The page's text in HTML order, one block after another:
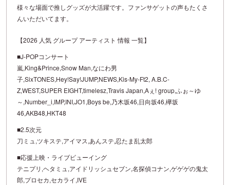
様々な場面で推しグッズが大活躍です。ファンサゲットの声もたくさ
んいただいてます。
【2026 人気 グループ アーティスト 情報 一覧】
■J-POPコンサート
嵐,King&Prince,Snow Man,なにわ男
子,SixTONES,Hey!Say!JUMP,NEWS,Kis-My-Ft2, A.B.C-
Z,WEST,SUPER EIGHT,timelesz,Travis Japan,Aぇ! group,ふぉ～ゆ
～,Number_i,IMP,INI,JO1,Boys be,乃木坂46,日向坂46,欅坂
46,AKB48,HKT48
■2.5次元
刀ミュ,ツキステ,アイマス,あんステ,忍たま乱太郎
■応援上映・ライブビューイング
テニプリ,ヘタミュ,アイドリッシュセブン,名探偵コナン,ゲゲゲの鬼太
郎,プロセカ,セカライ,IVE